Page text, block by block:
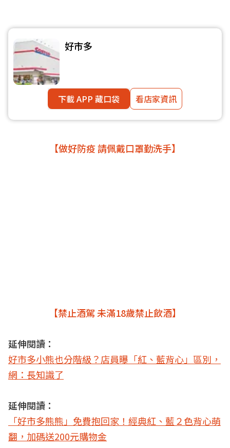
好市多
下載 APP 藏口袋 看店家資訊
【做好防疫 請佩戴口罩勤洗手】
【禁止酒駕 未滿18歲禁止飲酒】
延伸閱讀：
好市多小熊也分階級？店員曝「紅、藍背心」區別，
網：長知識了
延伸閱讀：
「好市多熊熊」免費抱回家！經典紅、藍２色背心萌
翻，加碼送200元購物金